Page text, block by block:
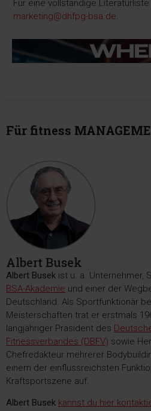
Für eine vollständige
marketing@dhfpg-bsa.de.
Für fitness
Albert Busek
Albert Busek ist u. a. Unternehmer,
BSA-Akademie und einer der
Deutschland. Als Sportfunktionär
Meisterschaften trat er erstmals
langjähriger Präsident des
Fitnessverbandes (DBFV) sowie
Chefredakteur mehrerer
einem der einflussreichsten
Kraftsportszene auf.
Albert Busek kannst du hier